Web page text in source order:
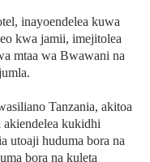
inayoendelea kuwa
kwa jamii, imejitolea
mtaa wa Bwawani na
Tanzania, akitoa
akiendelea kukidhi
utoaji huduma bora na
bora na kuleta